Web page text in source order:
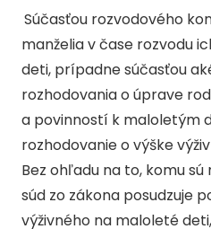
Súčasťou rozvodového
manželia v čase rozvodu
deti, prípadne súčasťou
rozhodovania o úprave
a povinností k maloletým
rozhodovanie o výške
Bez ohľadu na to, komu
súd zo zákona posudzuje
výživného na maloleté